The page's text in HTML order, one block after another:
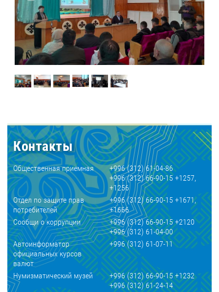
Контакты
Общественная приемная
+996 (312) 61-04-86
+996 (312) 66-90-15 +1257,
+1256
Отдел по защите прав
потребителей
+996 (312) 66-90-15 +1671,
+1666
Сообщи о коррупции
+996 (312) 66-90-15 +2120
+996 (312) 61-04-00
Автоинформатор
официальных курсов
валют
+996 (312) 61-07-11
Нумизматический музей
+996 (312) 66-90-15 +1232
+996 (312) 61-24-14